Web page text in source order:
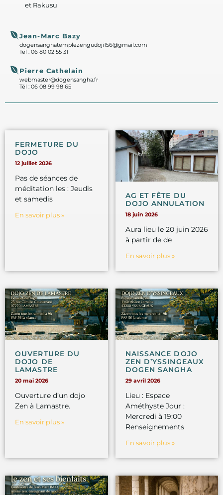
et Rakusu
Jean-Marc Bazy
dogensanghatemplezengudoji156@gmail.com
Tel : 06 80 02 55 31
Pierre Cathelain
webmaster@dogensangha.fr
Tél : 06 08 99 98 65
FERMETURE DU
DOJO
12 juillet 2026
Pas de séances de
méditation les : Jeudis
et samedis
En savoir plus »
AG ET FÊTE DU
DOJO ANNULATION
18 juin 2026
Aura lieu le 20 juin 2026
à partir de de
En savoir plus »
OUVERTURE DU
DOJO DE
LAMASTRE
20 mai 2026
Ouverture d’un dojo
Zen à Lamastre.
En savoir plus »
NAISSANCE DOJO
ZEN D’YSSINGEAUX
DOGEN SANGHA
29 avril 2026
Lieu : Espace
Améthyste Jour :
Mercredi à 19:00
Renseignements
En savoir plus »